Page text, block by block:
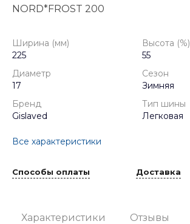
NORD*FROST 200
Ширина (мм)
225
Высота (%)
55
Диаметр
17
Сезон
Зимняя
Бренд
Gislaved
Тип шины
Легковая
Все характеристики
Способы оплаты Доставка
Характеристики Отзывы